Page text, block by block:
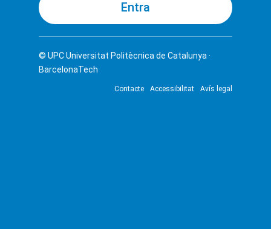
© UPCUniversitat Politècnica de Catalunya ·
BarcelonaTech
Contacte Accessibilitat Avís legal